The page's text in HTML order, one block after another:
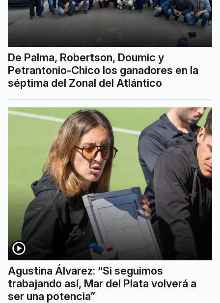
De Palma, Robertson, Doumic y
Petrantonio-Chico los ganadores en la
séptima del Zonal del Atlántico
Agustina Álvarez: “Si seguimos
trabajando así, Mar del Plata volverá a
ser una potencia”